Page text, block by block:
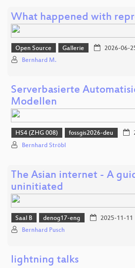
What happened with
Open Source Gallerie 2026-06-
Bernhard M.
Serverbasierte
Modellen
HS4 (ZHG 008) fossgis2026-deu
Bernhard Ströbl
The Asian internet - A
uninitiated
Saal B denog17-eng 2025-11-11
Bernhard Pusch
lightning talks